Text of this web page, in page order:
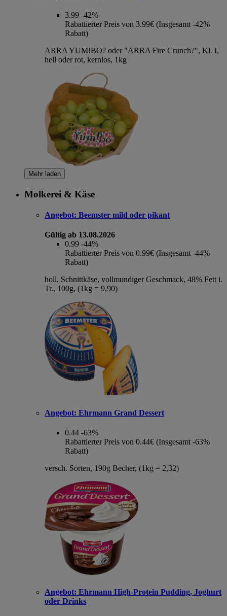
3.99 -42%
Rabattierter Preis von 3.99€ (Insgesamt -42%
Rabatt)
ARRA YUM!BO? oder "ARRA Fire Crunch?", Kl. I,
hell oder rot, kernlos, 1kg
Mehr laden
Molkerei & Käse
Angebot: Beemster mild oder pikant
Gültig ab 13.08.2026
0.99 -44%
Rabattierter Preis von 0.99€ (Insgesamt -44%
Rabatt)
holl. Schnittkäse, vollmundiger Geschmack, 48% Fett i.
Tr., 100g, (1kg = 9,90)
Angebot: Ehrmann Grand Dessert
0.44 -63%
Rabattierter Preis von 0.44€ (Insgesamt -63%
Rabatt)
versch. Sorten, 190g Becher, (1kg = 2,32)
Angebot: Ehrmann High-Protein Pudding, Joghurt
oder Drinks